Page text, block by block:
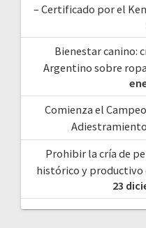
– Certificado por el
Bienestar canino:
Argentino sobre
Comienza el
Prohibir la cría de
histórico y
23